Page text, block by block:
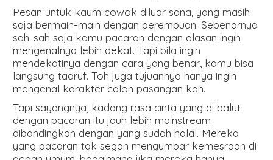
Pesan untuk kaum cowok diluar sana, yang masih
saja bermain-main dengan perempuan. Sebenarnya
sah-sah saja kamu pacaran dengan alasan ingin
mengenalnya lebih dekat. Tapi bila ingin
mendekatinya dengan cara yang benar, kamu bisa
langsung taaruf. Toh juga tujuannya hanya ingin
mengenal karakter calon pasangan kan.
Tapi sayangnya, kadang rasa cinta yang di balut
dengan pacaran itu jauh lebih mainstream
dibandingkan dengan yang sudah halal. Mereka
yang pacaran tak segan mengumbar kemesraan di